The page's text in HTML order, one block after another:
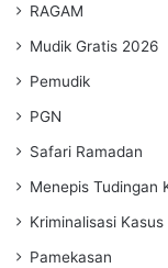
RAGAM
Mudik Gratis 2026
Pemudik
PGN
Safari Ramadan
Menepis Tudingan
Kriminalisasi Kasus
Pamekasan